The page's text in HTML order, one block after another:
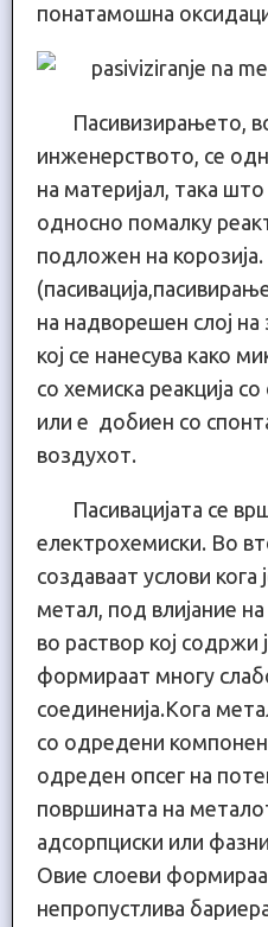
понатамошна
Пасивизирањето,
инженерството, се
на материјал, така што
односно помалку
подложен на корозија.
на надворешен слој
кој се нанесува како
со хемиска реакција
или е добиен со
воздухот.
Пасивацијата се
електрохемиски. Во
создаваат услови
метал, под влијание
во раствор кој содржи
формираат многу
соединенија.Кога
со одредени
одреден опсег на
површината на
адсорпциски или
Овие слоеви
непропустлива